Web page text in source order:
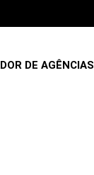
DE AGÊNCIAS